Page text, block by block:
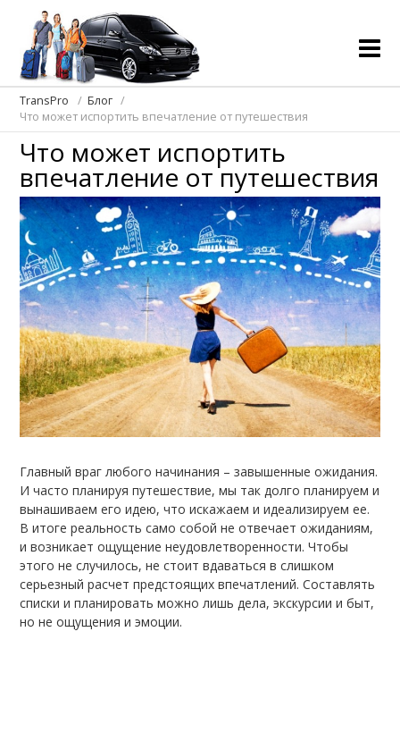
TransPro
Блог
Что может испортить впечатление от путешествия
Что может испортить
впечатление от путешествия
Главный враг любого начинания – завышенные ожидания.
И часто планируя путешествие, мы так долго планируем и
вынашиваем его идею, что искажаем и идеализируем ее.
В итоге реальность само собой не отвечает ожиданиям,
и возникает ощущение неудовлетворенности. Чтобы
этого не случилось, не стоит вдаваться в слишком
серьезный расчет предстоящих впечатлений. Составлять
списки и планировать можно лишь дела, экскурсии и быт,
но не ощущения и эмоции.